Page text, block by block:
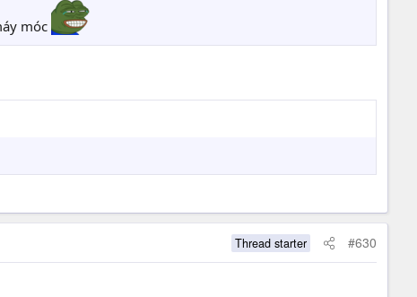
móc
Thread starter #630